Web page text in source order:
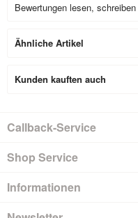
Bewertungen lesen,
Ähnliche Artikel
Kunden kauften auch
Callback-Service
Shop Service
Informationen